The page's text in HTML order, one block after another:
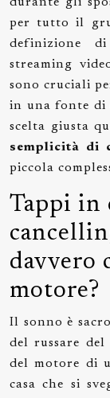
durante gli
per tutto il
definizione
streaming
sono cruciali
in una fonte di
scelta giusta
semplicità di
piccola
Tappi in
davvero
motore?
Il sonno è
del russare
del motore di
casa che si